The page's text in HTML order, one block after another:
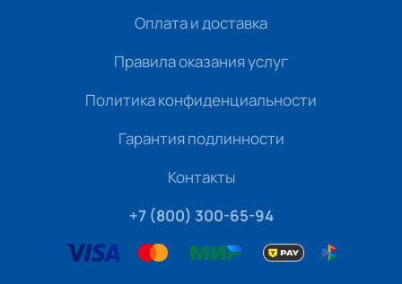
Оплата и доставка
Правила оказания услуг
Политика конфиденциальности
Гарантия подлинности
Контакты
+7 (800) 300-65-94